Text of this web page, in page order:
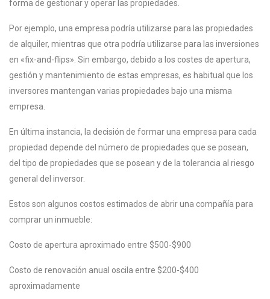
forma de gestionar y operar las propiedades.
Por ejemplo, una empresa podría utilizarse para las propiedades
de alquiler, mientras que otra podría utilizarse para las inversiones
en «fix-and-flips». Sin embargo, debido a los costes de apertura,
gestión y mantenimiento de estas empresas, es habitual que los
inversores mantengan varias propiedades bajo una misma
empresa.
En última instancia, la decisión de formar una empresa para cada
propiedad depende del número de propiedades que se posean,
del tipo de propiedades que se posean y de la tolerancia al riesgo
general del inversor.
Estos son algunos costos estimados de abrir una compañía para
comprar un inmueble:
Costo de apertura aproximado entre $500-$900
Costo de renovación anual oscila entre $200-$400
aproximadamente